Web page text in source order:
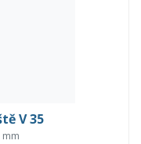
V 35